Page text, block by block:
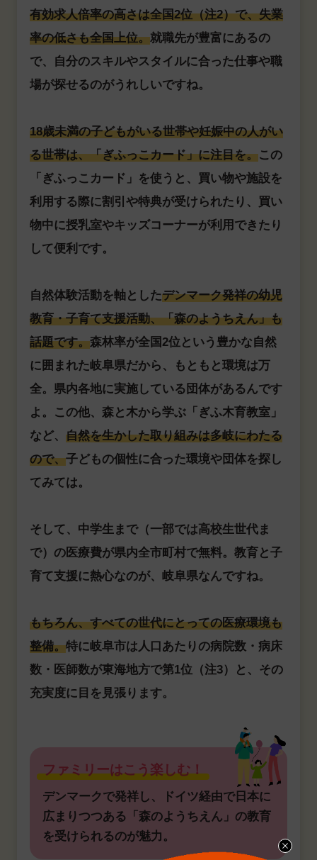
有効求人倍率の高さは全国2位（注2）で、失業
率の低さも全国上位。就職先が豊富にあるの
で、自分のスキルやスタイルに合った仕事や職
場が探せるのがうれしいですね。
18歳未満の子どもがいる世帯や妊娠中の人がい
る世帯は、「ぎふっこカード」に注目を。この
「ぎふっこカード」を使うと、買い物や施設を
利用する際に割引や特典が受けられたり、買い
物中に授乳室やキッズコーナーが利用できたり
して便利です。
自然体験活動を軸としたデンマーク発祥の幼児
教育・子育て支援活動、「森のようちえん」も
話題です。森林率が全国2位という豊かな自然
に囲まれた岐阜県だから、もともと環境は万
全。県内各地に実施している団体があるんです
よ。この他、森と木から学ぶ「ぎふ木育教室」
など、 自然を生かした取り組みは多岐にわたる
ので、子どもの個性に合った環境や団体を探し
てみては。
そして、中学生まで（一部では高校生世代ま
で）の医療費が県内全市町村で無料。教育と子
育て支援に熱心なのが、岐阜県なんですね。
もちろん、すべての世代にとっての医療環境も
整備。特に岐阜市は人口あたりの病院数・病床
数・医師数が東海地方で第1位（注3）と、その
充実度に目を見張ります。
ファミリーはこう楽しむ！
デンマークで発祥し、ドイツ経由で日本に
広まりつつある「森のようちえん」の教育
を受けられるのが魅力。